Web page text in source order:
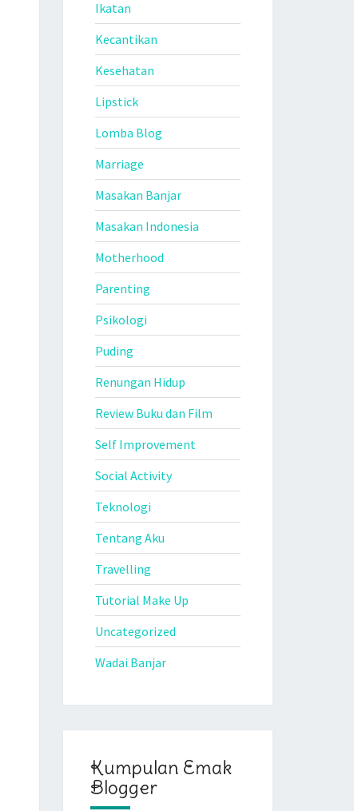
Ikatan
Kecantikan
Kesehatan
Lipstick
Lomba Blog
Marriage
Masakan Banjar
Masakan Indonesia
Motherhood
Parenting
Psikologi
Puding
Renungan Hidup
Review Buku dan Film
Self Improvement
Social Activity
Teknologi
Tentang Aku
Travelling
Tutorial Make Up
Uncategorized
Wadai Banjar
Kumpulan Emak
Blogger